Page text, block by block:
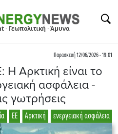
· Γεωπολιτική · Άμυνα
Παρασκευή 12/06/2026 - 19:01
Αρκτική είναι το
ασφάλεια -
γωτρήσεις
ενεργειακή ασφάλεια
Αρκτική
ΕΕ